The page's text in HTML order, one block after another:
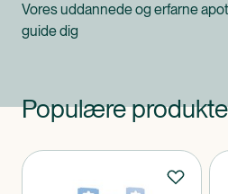
Vores uddannede og erfarne
guide dig
Populære
Produkter